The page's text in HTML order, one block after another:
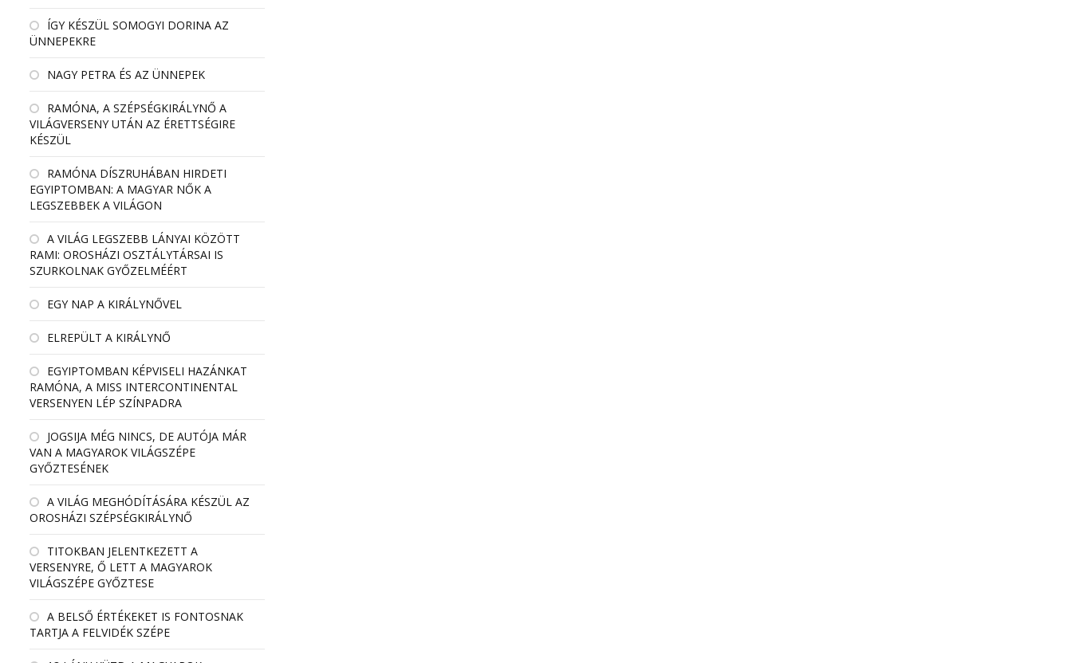
ÍGY KÉSZÜL SOMOGYI DORINA AZ
ÜNNEPEKRE
NAGY PETRA ÉS AZ ÜNNEPEK
RAMÓNA, A SZÉPSÉGKIRÁLYNŐ A
VILÁGVERSENY UTÁN AZ ÉRETTSÉGIRE
KÉSZÜL
RAMÓNA DÍSZRUHÁBAN HIRDETI
EGYIPTOMBAN: A MAGYAR NŐK A
LEGSZEBBEK A VILÁGON
A VILÁG LEGSZEBB LÁNYAI KÖZÖTT
RAMI: OROSHÁZI OSZTÁLYTÁRSAI IS
SZURKOLNAK GYŐZELMÉÉRT
EGY NAP A KIRÁLYNŐVEL
ELREPÜLT A KIRÁLYNŐ
EGYIPTOMBAN KÉPVISELI HAZÁNKAT
RAMÓNA, A MISS INTERCONTINENTAL
VERSENYEN LÉP SZÍNPADRA
JOGSIJA MÉG NINCS, DE AUTÓJA MÁR
VAN A MAGYAROK VILÁGSZÉPE
GYŐZTESÉNEK
A VILÁG MEGHÓDÍTÁSÁRA KÉSZÜL AZ
OROSHÁZI SZÉPSÉGKIRÁLYNŐ
TITOKBAN JELENTKEZETT A
VERSENYRE, Ő LETT A MAGYAROK
VILÁGSZÉPE GYŐZTESE
A BELSŐ ÉRTÉKEKET IS FONTOSNAK
TARTJA A FELVIDÉK SZÉPE